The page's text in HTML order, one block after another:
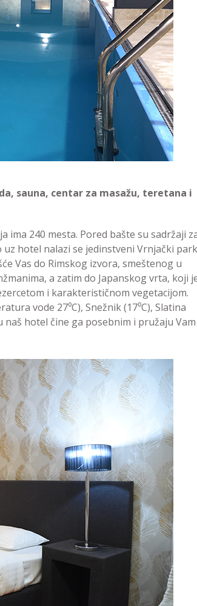
sauna, centar za masažu, teretana i
ima 240 mesta. Pored bašte su sadržaji
hotel nalazi se jedinstveni Vrnjački
Vas do Rimskog izvora, smeštenog u
a zatim do Japanskog vrta, koji
i karakterističnom vegetacijom.
vode 27⁰C), Snežnik (17⁰C), Slatina
naš hotel čine ga posebnim i pružaju Vam